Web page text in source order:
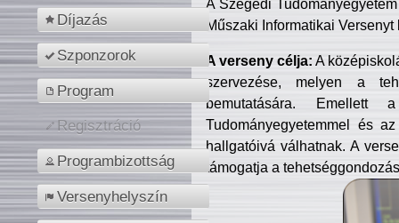
Díjazás
Szponzorok
Program
Regisztráció
Programbizottság
Versenyhelyszín
A Szegedi
Műszaki Informatikai
A verseny célja: A
szervezése, melyen a
bemutatására. Emellett
Tudományegyetemmel és
hallgatóivá válhatnak. A
támogatja a